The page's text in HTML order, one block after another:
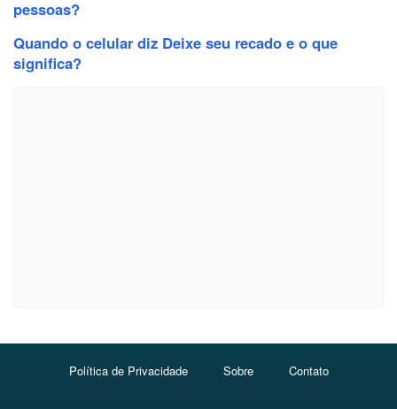
pessoas?
Quando o celular diz Deixe seu recado e o que
significa?
Política de Privacidade Sobre Contato